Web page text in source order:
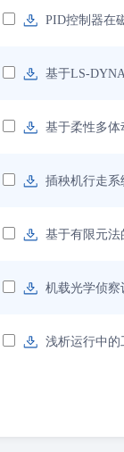
PID控制器在
基于LS-
基于柔性多
插秧机行走
基于有限元
机载光学侦
浅析运行中